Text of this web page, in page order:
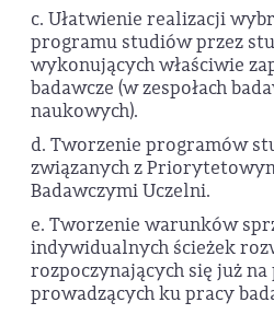
c. Ułatwienie realizacji
programu studiów przez
wykonujących właściwie
badawcze (w zespołach
naukowych).
d. Tworzenie programów
związanych z
Badawczymi Uczelni.
e. Tworzenie warunków
indywidualnych ścieżek
rozpoczynających się już
prowadzących ku pracy